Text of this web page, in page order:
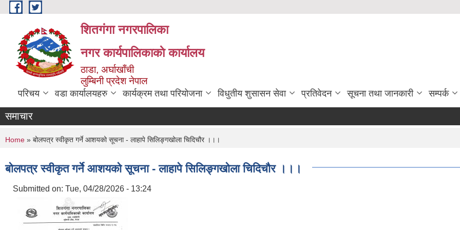
Skip to main content
शितगंगा नगरपालिका
नगर कार्यपालिकाकाे कार्यालय
ठाडा, अर्घाखाँची
लुम्बिनी प्रदेश नेपाल
परिचय वडा कार्यालयहरु कार्यक्रम तथा परियोजना विधुतीय शुसासन सेवा प्रतिवेदन सूचना तथा जानकारी सम्पर्क
समाचार
You are here
Home » बोलपत्र स्वीकृत गर्ने आशयको सूचना - लाहापे सिलिङ्गखोला चिदिचौर ।।।
बोलपत्र स्वीकृत गर्ने आशयको सूचना - लाहापे सिलिङ्गखोला चिदिचौर ।।।
Submitted on: Tue, 04/28/2026 - 13:24